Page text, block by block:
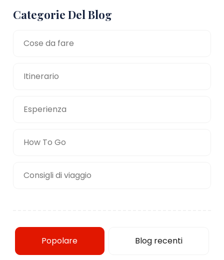
Categorie Del Blog
Cose da fare
Itinerario
Esperienza
How To Go
Consigli di viaggio
Popolare Blog recenti